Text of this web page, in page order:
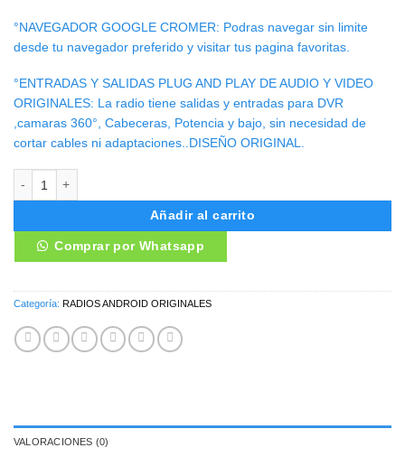
°NAVEGADOR GOOGLE CROMER: Podras navegar sin limite
desde tu navegador preferido y visitar tus pagina favoritas.
°ENTRADAS Y SALIDAS PLUG AND PLAY DE AUDIO Y VIDEO
ORIGINALES: La radio tiene salidas y entradas para DVR
,camaras 360°, Cabeceras, Potencia y bajo, sin necesidad de
cortar cables ni adaptaciones..DISEÑO ORIGINAL.
Añadir al carrito
Comprar por Whatsapp
Categoría: RADIOS ANDROID ORIGINALES
VALORACIONES (0)